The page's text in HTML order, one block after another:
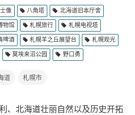
像 八角塔 北海道旧本厅舍
物馆 札幌旅行 札幌电视塔
啤酒 札幌羊之丘展望台 札幌观光
莫埃来沼公园 野口勇
道 札幌市
、北海道壮丽自然以及历史开拓